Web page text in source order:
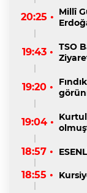
20:25 • Millî
19:43 • TSO
19:20 •
19:04 •
18:57 •
18:55 •